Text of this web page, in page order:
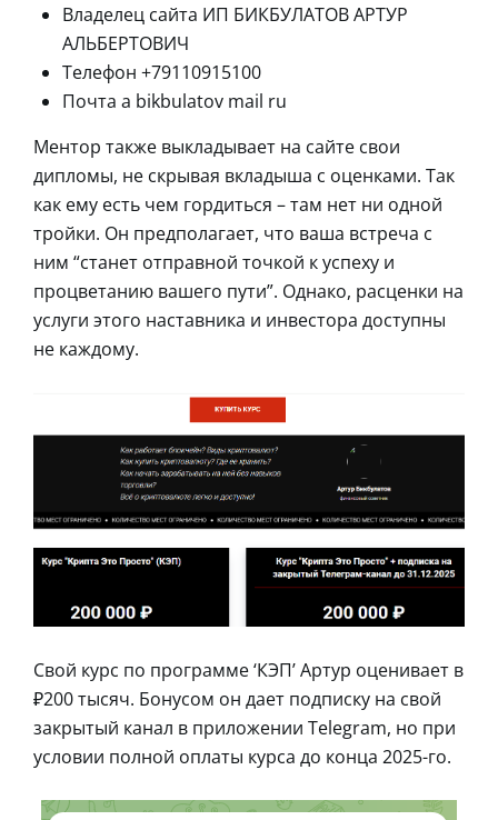
Владелец сайта ИП БИКБУЛАТОВ АРТУР
АЛЬБЕРТОВИЧ
Телефон +79110915100
Почта a bikbulatov mail ru
Ментор также выкладывает на сайте свои
дипломы, не скрывая вкладыша с оценками. Так
как ему есть чем гордиться – там нет ни одной
тройки. Он предполагает, что ваша встреча с
ним “станет отправной точкой к успеху и
процветанию вашего пути”. Однако, расценки на
услуги этого наставника и инвестора доступны
не каждому.
Свой курс по программе ‘КЭП’ Артур оценивает в
₽200 тысяч. Бонусом он дает подписку на свой
закрытый канал в приложении Telegram, но при
условии полной оплаты курса до конца 2025-го.